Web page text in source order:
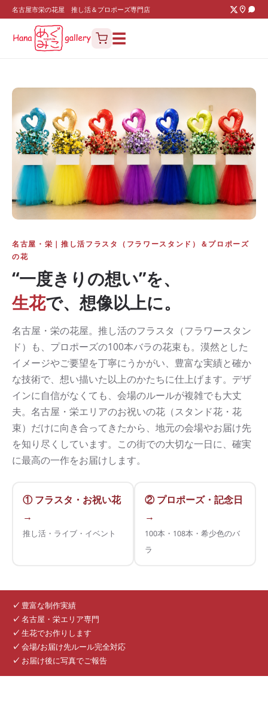
名古屋市栄の花屋 推し活＆プロポーズ専門店
☰
名古屋・栄｜推し活フラスタ（フラワースタンド）＆プロポーズ
の花
“一度きりの想い”を、
生花で、想像以上に。
名古屋・栄の花屋。推し活のフラスタ（フラワースタン
ド）も、プロポーズの100本バラの花束も。漠然とした
イメージやご要望を丁寧にうかがい、豊富な実績と確か
な技術で、想い描いた以上のかたちに仕上げます。デザ
インに自信がなくても、会場のルールが複雑でも大丈
夫。名古屋・栄エリアのお祝いの花（スタンド花・花
束）だけに向き合ってきたから、地元の会場やお届け先
を知り尽くしています。この街での大切な一日に、確実
に最高の一作をお届けします。
① フラスタ・お祝い花
→
推し活・ライブ・イベント
② プロポーズ・記念日
→
100本・108本・希少色のバ
ラ
✓ 豊富な制作実績
✓ 名古屋・栄エリア専門
✓ 生花でお作りします
✓ 会場/お届け先ルール完全対応
✓ お届け後に写真でご報告